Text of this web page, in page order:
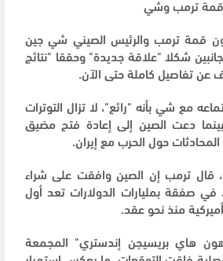
قمة ترمب وشي
قمة ترمب والرئيس الصيني شي جين
شكلا "علاقة جديدة" وحققا "نتائج
عن تفاصيل كاملة حتى الآن.
مع شي بأنه "رائع"، لا تزال التوترات
بينما دعت الصين إلى إعادة فتح مضيق
حول الحرب مع إيران.
قال ترمب إن الصين وافقت على شراء
في صفقة بمليارات الدولارات تعد أول
منذ نحو عقد.
هاي بريسيجن إندستري" المجمعة